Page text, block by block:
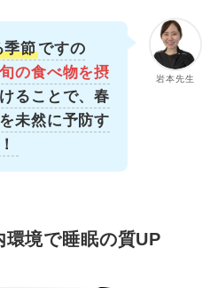
岩本先生
季節ですの
の食べ物を摂
ることで、春
未然に予防す
境で睡眠の質UP